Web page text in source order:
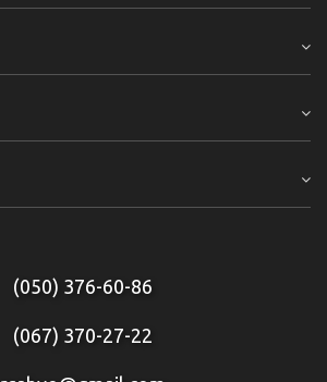
(050) 376-60-86
(067) 370-27-22